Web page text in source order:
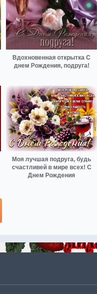
Вдохновенная открытка С
днем Рождения, подруга!
Моя лучшая подруга, будь
счастливей в мире всех! С
Днем Рождения